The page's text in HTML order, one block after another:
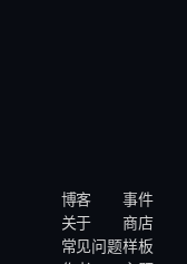
博客
关于
常见问题
事件
商店
样板